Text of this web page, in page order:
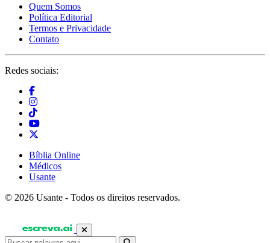
Quem Somos
Política Editorial
Termos e Privacidade
Contato
Redes sociais:
Bíblia Online
Médicos
Usante
© 2026 Usante - Todos os direitos reservados.